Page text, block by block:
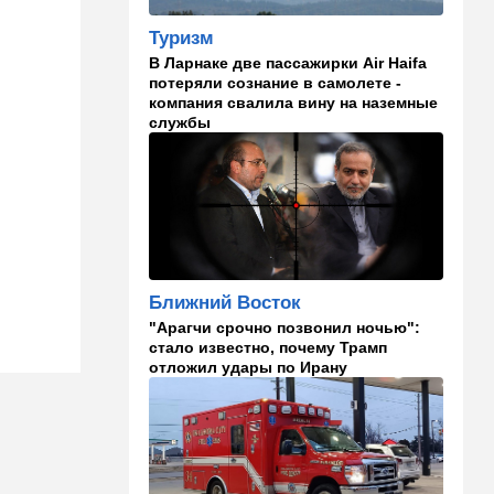
09:00 В мире
Детали инцидента в
аэропорту Лейпцига: чудо
спасло от чудовищного
взрыва
В мире
Подросток открыл огонь в
школе под Бангкоком:
погибли семь человек
07:55 Израиль
Израиль разрабатывает
собственный малозаметный
боевой беспилотник нового
поколения
07:50 Ближний Восток
Стоп Израилю, стоп
Америке: в Иране готовят
законопроект по Ормузу
Туризм
В Ларнаке две пассажирки Air Haifa
потеряли сознание в самолете -
компания свалила вину на наземные
службы
Ближний Восток
"Арагчи срочно позвонил ночью":
стало известно, почему Трамп
отложил удары по Ирану